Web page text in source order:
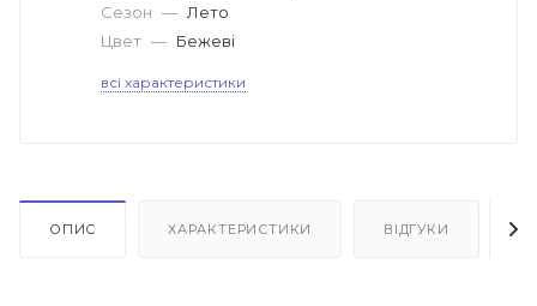
Сезон — Лето
Цвет — Бежеві
всі характеристики
ОПИС ХАРАКТЕРИСТИКИ ВІДГУКИ